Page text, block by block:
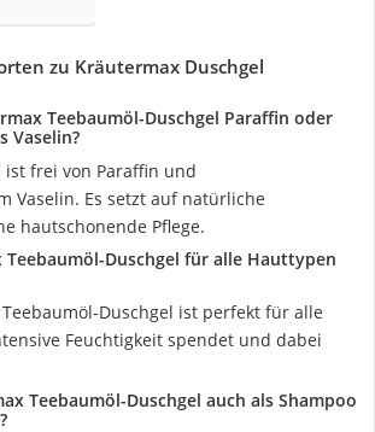
zu Kräutermax Duschgel
Teebaumöl-Duschgel Paraffin oder
Vaselin?
ist frei von Paraffin und
Vaselin. Es setzt auf natürliche
hautschonende Pflege.
Teebaumöl-Duschgel für alle Hauttypen
Teebaumöl-Duschgel ist perfekt für alle
Feuchtigkeit spendet und dabei
Teebaumöl-Duschgel auch als Shampoo